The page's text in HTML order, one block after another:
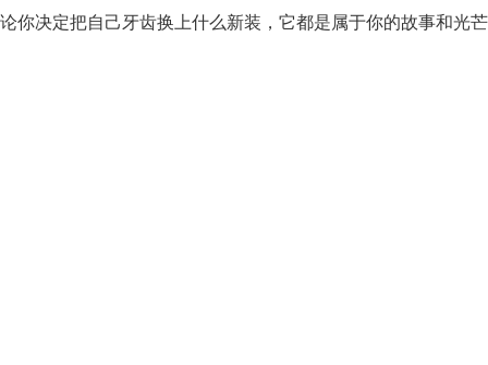
论你决定把自己牙齿换上什么新装，它都是属于你的故事和光